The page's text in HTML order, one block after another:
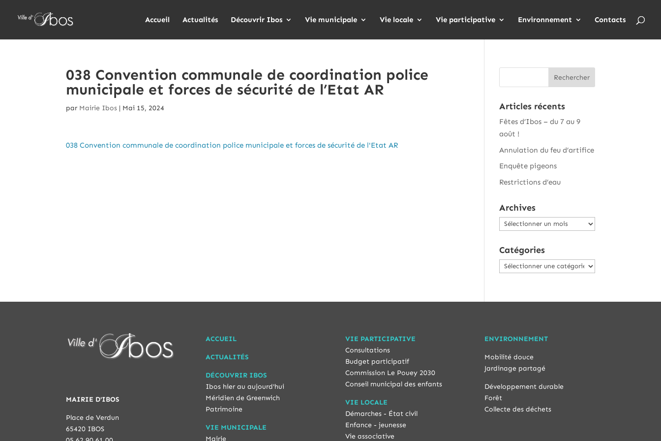
Accueil Actualités Découvrir Ibos Vie municipale Vie locale Vie participative Environnement Contacts
038 Convention communale de coordination police
municipale et forces de sécurité de l’Etat AR
par Mairie Ibos | Mai 15, 2024
038 Convention communale de coordination police municipale et forces de sécurité de l'Etat AR
Articles récents
Fêtes d’Ibos – du 7 au 9
août !
Annulation du feu d’artifice
Enquête pigeons
Restrictions d’eau
Archives
Archives
Catégories
Catégories
MAIRIE D'IBOS
Place de Verdun
65420 IBOS
ACCUEIL
ACTUALITÉS
DÉCOUVRIR IBOS
Ibos hier au aujourd'hui
Méridien de Greenwich
Patrimoine
VIE MUNICIPALE
Mairie
VIE PARTICIPATIVE
Consultations
Budget participatif
Commission Le Pouey 2030
Conseil municipal des enfants
VIE LOCALE
Démarches - État civil
Enfance - jeunesse
Vie associative
ENVIRONNEMENT
Mobilité douce
Jardinage partagé
Développement durable
Forêt
Collecte des déchets